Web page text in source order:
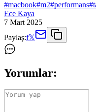
#macbook#m2#performans#
Ece Kaya
7 Mart 2025
Paylaş:f𝕏
Yorumlar: